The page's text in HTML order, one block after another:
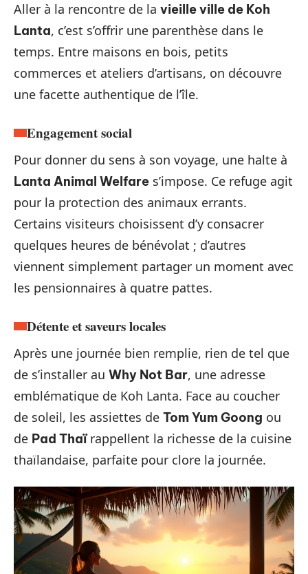
Aller à la rencontre de la vieille ville de Koh
Lanta, c’est s’offrir une parenthèse dans le
temps. Entre maisons en bois, petits
commerces et ateliers d’artisans, on découvre
une facette authentique de l’île.
Engagement social
Pour donner du sens à son voyage, une halte à
Lanta Animal Welfare s’impose. Ce refuge agit
pour la protection des animaux errants.
Certains visiteurs choisissent d’y consacrer
quelques heures de bénévolat ; d’autres
viennent simplement partager un moment avec
les pensionnaires à quatre pattes.
Détente et saveurs locales
Après une journée bien remplie, rien de tel que
de s’installer au Why Not Bar, une adresse
emblématique de Koh Lanta. Face au coucher
de soleil, les assiettes de Tom Yum Goong ou
de Pad Thaïrappellent la richesse de la cuisine
thaïlandaise, parfaite pour clore la journée.